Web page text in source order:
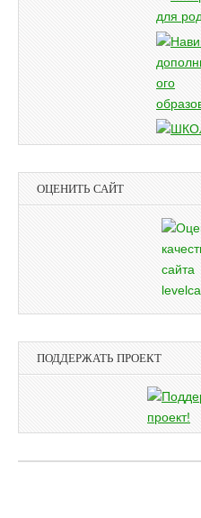
ОЦЕНИТЬ САЙТ
ПОДДЕРЖАТЬ ПРОЕКТ